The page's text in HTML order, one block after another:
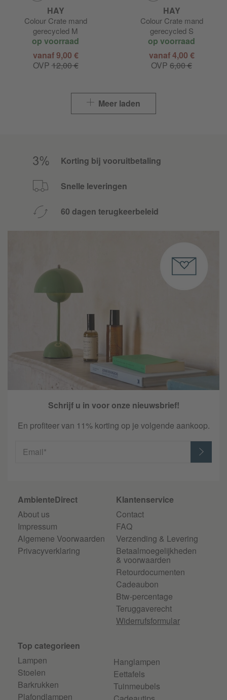
HAY
Colour Crate mand
gerecycled M
op voorraad
vanaf 9,00 €
OVP12,00 €
HAY
Colour Crate mand
gerecycled S
op voorraad
vanaf 4,00 €
OVP 6,00 €
Meer laden
Korting bij vooruitbetaling
Snelle leveringen
60 dagen terugkeerbeleid
Schrijf u in voor onze nieuwsbrief!
En profiteer van 11% korting op je volgende aankoop.
Email*
AmbienteDirect
About us
Impressum
Algemene Voorwaarden
Privacyverklaring
Klantenservice
Contact
FAQ
Verzending & Levering
Betaalmoegelijkheden
& voorwaarden
Retourdocumenten
Cadeaubon
Btw-percentage
Teruggaverecht
Widerrufsformular
Top categorieen
Lampen
Stoelen
Barkrukken
Plafondlampen
Hanglampen
Eettafels
Tuinmeubels